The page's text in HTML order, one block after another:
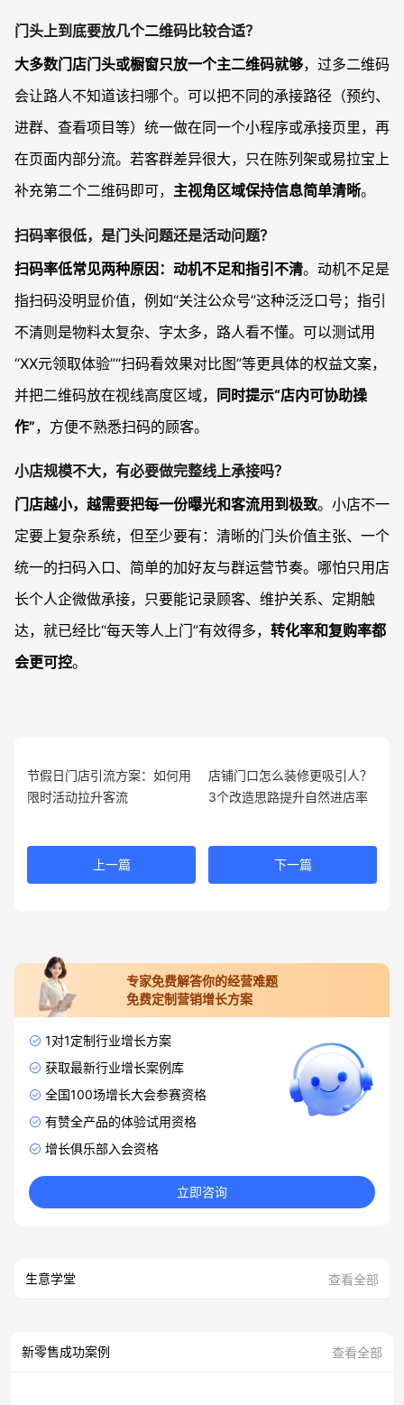
门头上到底要放几个二维码比较合适？
大多数门店门头或橱窗只放一个主二维码就够，过多二维码
会让路人不知道该扫哪个。可以把不同的承接路径（预约、
进群、查看项目等）统一做在同一个小程序或承接页里，再
在页面内部分流。若客群差异很大，只在陈列架或易拉宝上
补充第二个二维码即可， 主视角区域保持信息简单清晰。
扫码率很低，是门头问题还是活动问题？
扫码率低常见两种原因：动机不足和指引不清。动机不足是
指扫码没明显价值，例如“关注公众号”这种泛泛口号；指引
不清则是物料太复杂、字太多，路人看不懂。可以测试用
“XX元领取体验”“扫码看效果对比图”等更具体的权益文案，
并把二维码放在视线高度区域， 同时提示“店内可协助操
作”，方便不熟悉扫码的顾客。
小店规模不大，有必要做完整线上承接吗？
门店越小，越需要把每一份曝光和客流用到极致。小店不一
定要上复杂系统，但至少要有：清晰的门头价值主张、一个
统一的扫码入口、简单的加好友与群运营节奏。哪怕只用店
长个人企微做承接，只要能记录顾客、维护关系、定期触
达，就已经比“每天等人上门”有效得多， 转化率和复购率都
会更可控。
节假日门店引流方案：如何用
限时活动拉升客流
上一篇
店铺门口怎么装修更吸引人？
3个改造思路提升自然进店率
下一篇
专家免费解答你的经营难题
免费定制营销增长方案
1对1定制行业增长方案
获取最新行业增长案例库
全国100场增长大会参赛资格
有赞全产品的体验试用资格
增长俱乐部入会资格
立即咨询
生意学堂 查看全部
新零售成功案例 查看全部